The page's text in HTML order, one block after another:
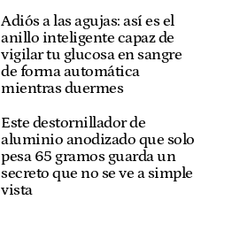
Adiós a las agujas: así es el
anillo inteligente capaz de
vigilar tu glucosa en sangre
de forma automática
mientras duermes
Este destornillador de
aluminio anodizado que solo
pesa 65 gramos guarda un
secreto que no se ve a simple
vista